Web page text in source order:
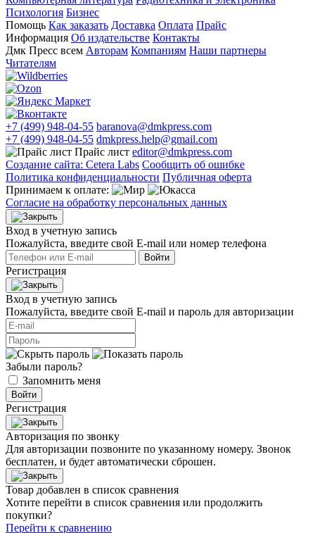
Психология Бизнес
Помощь Как заказать Доставка Оплата Прайс
Информация Об издательстве Контакты
Дмк Пресс всем Авторам Компаниям Наши партнеры
Читателям
+7 (499) 948-04-55 baranova@dmkpress.com
+7 (499) 948-04-55 dmkpress.help@gmail.com
Прайс лист editor@dmkpress.com
Создание сайта: Cetera Labs Сообщить об ошибке
Политика конфиденциальности Публичная оферта
Принимаем к оплате:
Согласие на обработку персональных данных
Вход в учетную запись
Пожалуйста, введите свой E‑mail или номер телефона
Войти
Регистрация
Вход в учетную запись
Пожалуйста, введите свой E‑mail и пароль для авторизации
Забыли пароль?
Запомнить меня
Войти
Регистрация
Авторизация по звонку
Для авторизации позвоните по указанному номеру. Звонок
бесплатен, и будет автоматически сброшен.
Товар добавлен в список сравнения
Хотите перейти в список сравнения или продолжить
покупки?
Перейти к сравнению